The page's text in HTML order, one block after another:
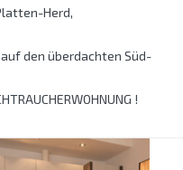
Herd,
den überdachten Süd-
!